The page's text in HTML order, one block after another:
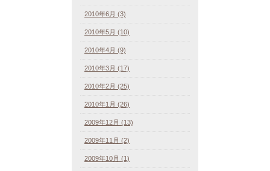
2010年6月 (3)
2010年5月 (10)
2010年4月 (9)
2010年3月 (17)
2010年2月 (25)
2010年1月 (26)
2009年12月 (13)
2009年11月 (2)
2009年10月 (1)